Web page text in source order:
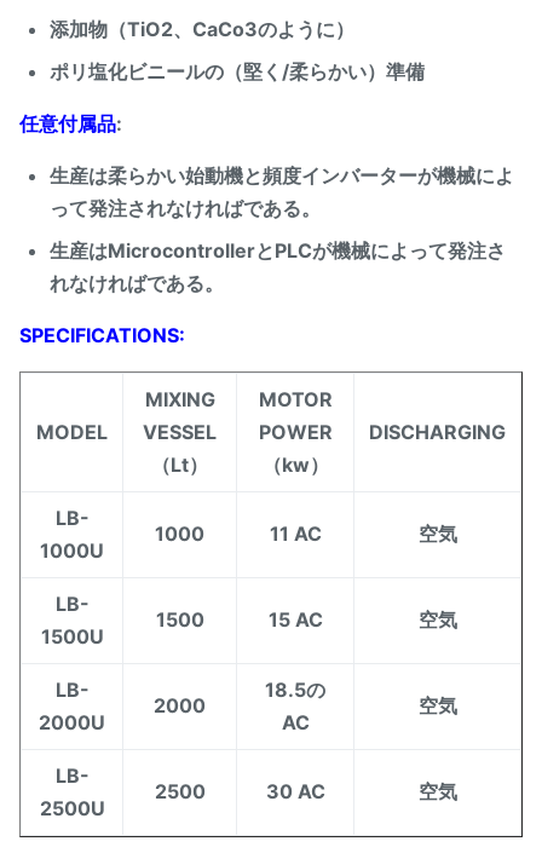
添加物（TiO2、CaCo3のように）
ポリ塩化ビニールの（堅く/柔らかい）準備
任意付属品:
生産は柔らかい始動機と頻度インバーターが機械によ
って発注されなければである。
生産はMicrocontrollerとPLCが機械によって発注さ
れなければである。
SPECIFICATIONS:
MODEL
MIXING
VESSEL
（Lt）
MOTOR
POWER
（kw）
DISCHARGING
LB-
1000U
1000 11 AC 空気
LB-
1500U
1500 15 AC 空気
LB-
2000U
2000
18.5の
AC
空気
LB-
2500U
2500 30 AC 空気